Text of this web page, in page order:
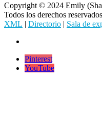
Copyright © 2024 Emily
Todos los derechos
XML | Directorio | Sala de
Pinterest
YouTube